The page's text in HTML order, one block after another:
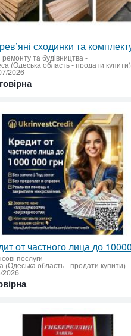
та будівництва -
(Одеська область - продати купити)
2026
послуги -
(Одеська область - продати купити)
2026